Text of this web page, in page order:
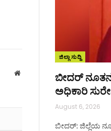
Website
ಜಿಲ್ಲಾ ಸುದ್ದಿ
ಬೀದರ್
ಅಧಿಕಾರಿ
August 6, 2026
ಬೀದರ್: ಜಿಲ್ಲೆಯ